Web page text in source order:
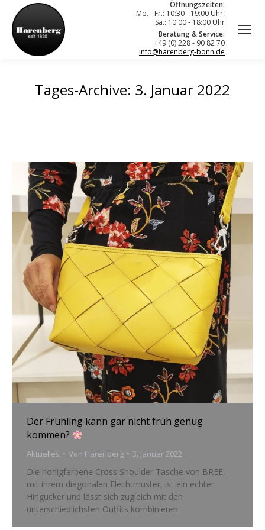
Öffnungszeiten:
Mo. - Fr.: 10:30 - 19:00 Uhr,
Sa.: 10:00 - 18:00 Uhr
Beratung & Service:
+49 (0) 228 - 90 82 70
info@harenberg-bonn.de
Tages-Archive: 3. Januar 2022
Der Frühling kann gar nicht früh genug
kommen?
Aktuelles Von Harenberg 3. Januar 2022
Die honigfarbene Cross Shoulder Tasche von BREE,
mit ihrem diagonalen Flechtmuster, ist ein echter
Hingucker und lässt sich zugleich mit den
unterschiedlichsten Outfits kombinieren.